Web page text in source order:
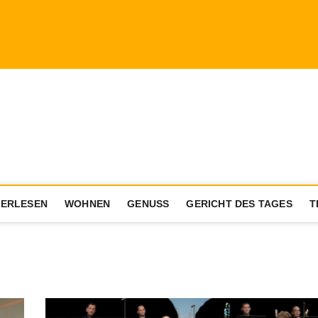
ERLESEN WOHNEN GENUSS GERICHT DES TAGES